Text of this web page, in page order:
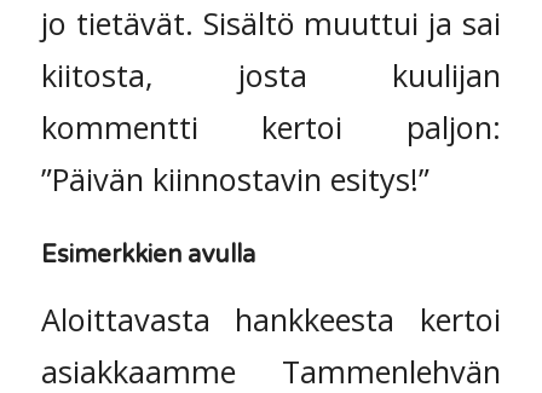
jo tietävät. Sisältö muuttui ja sai
kiitosta, josta kuulijan
kommentti kertoi paljon:
”Päivän kiinnostavin esitys!”
Esimerkkien avulla
Aloittavasta hankkeesta kertoi
asiakkaamme Tammenlehvän